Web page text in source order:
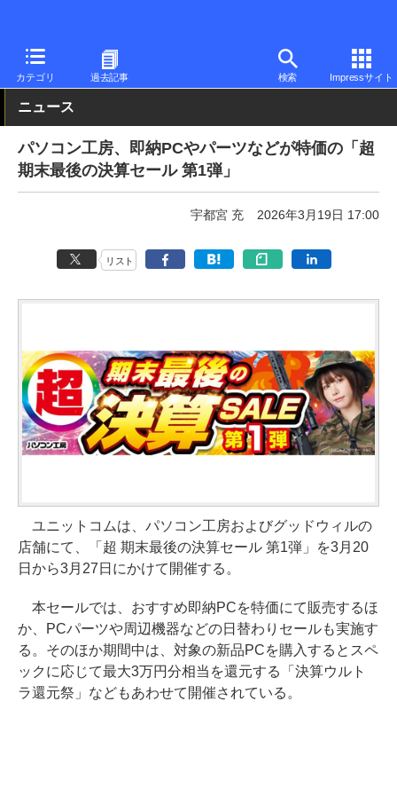
カテゴリ 過去記事 検索 Impressサイト
PC Watch パソコン/タブレット/スマートフォン デスクトップパ
ニュース
パソコン工房、即納PCやパーツなどが特価の「超
期末最後の決算セール 第1弾」
宇都宮 充 2026年3月19日 17:00
リスト
ユニットコムは、パソコン工房およびグッドウィルの
店舗にて、「超 期末最後の決算セール 第1弾」を3月20
日から3月27日にかけて開催する。
本セールでは、おすすめ即納PCを特価にて販売するほ
か、PCパーツや周辺機器などの日替わりセールも実施す
る。そのほか期間中は、対象の新品PCを購入するとスペ
ックに応じて最大3万円分相当を還元する「決算ウルト
ラ還元祭」などもあわせて開催されている。